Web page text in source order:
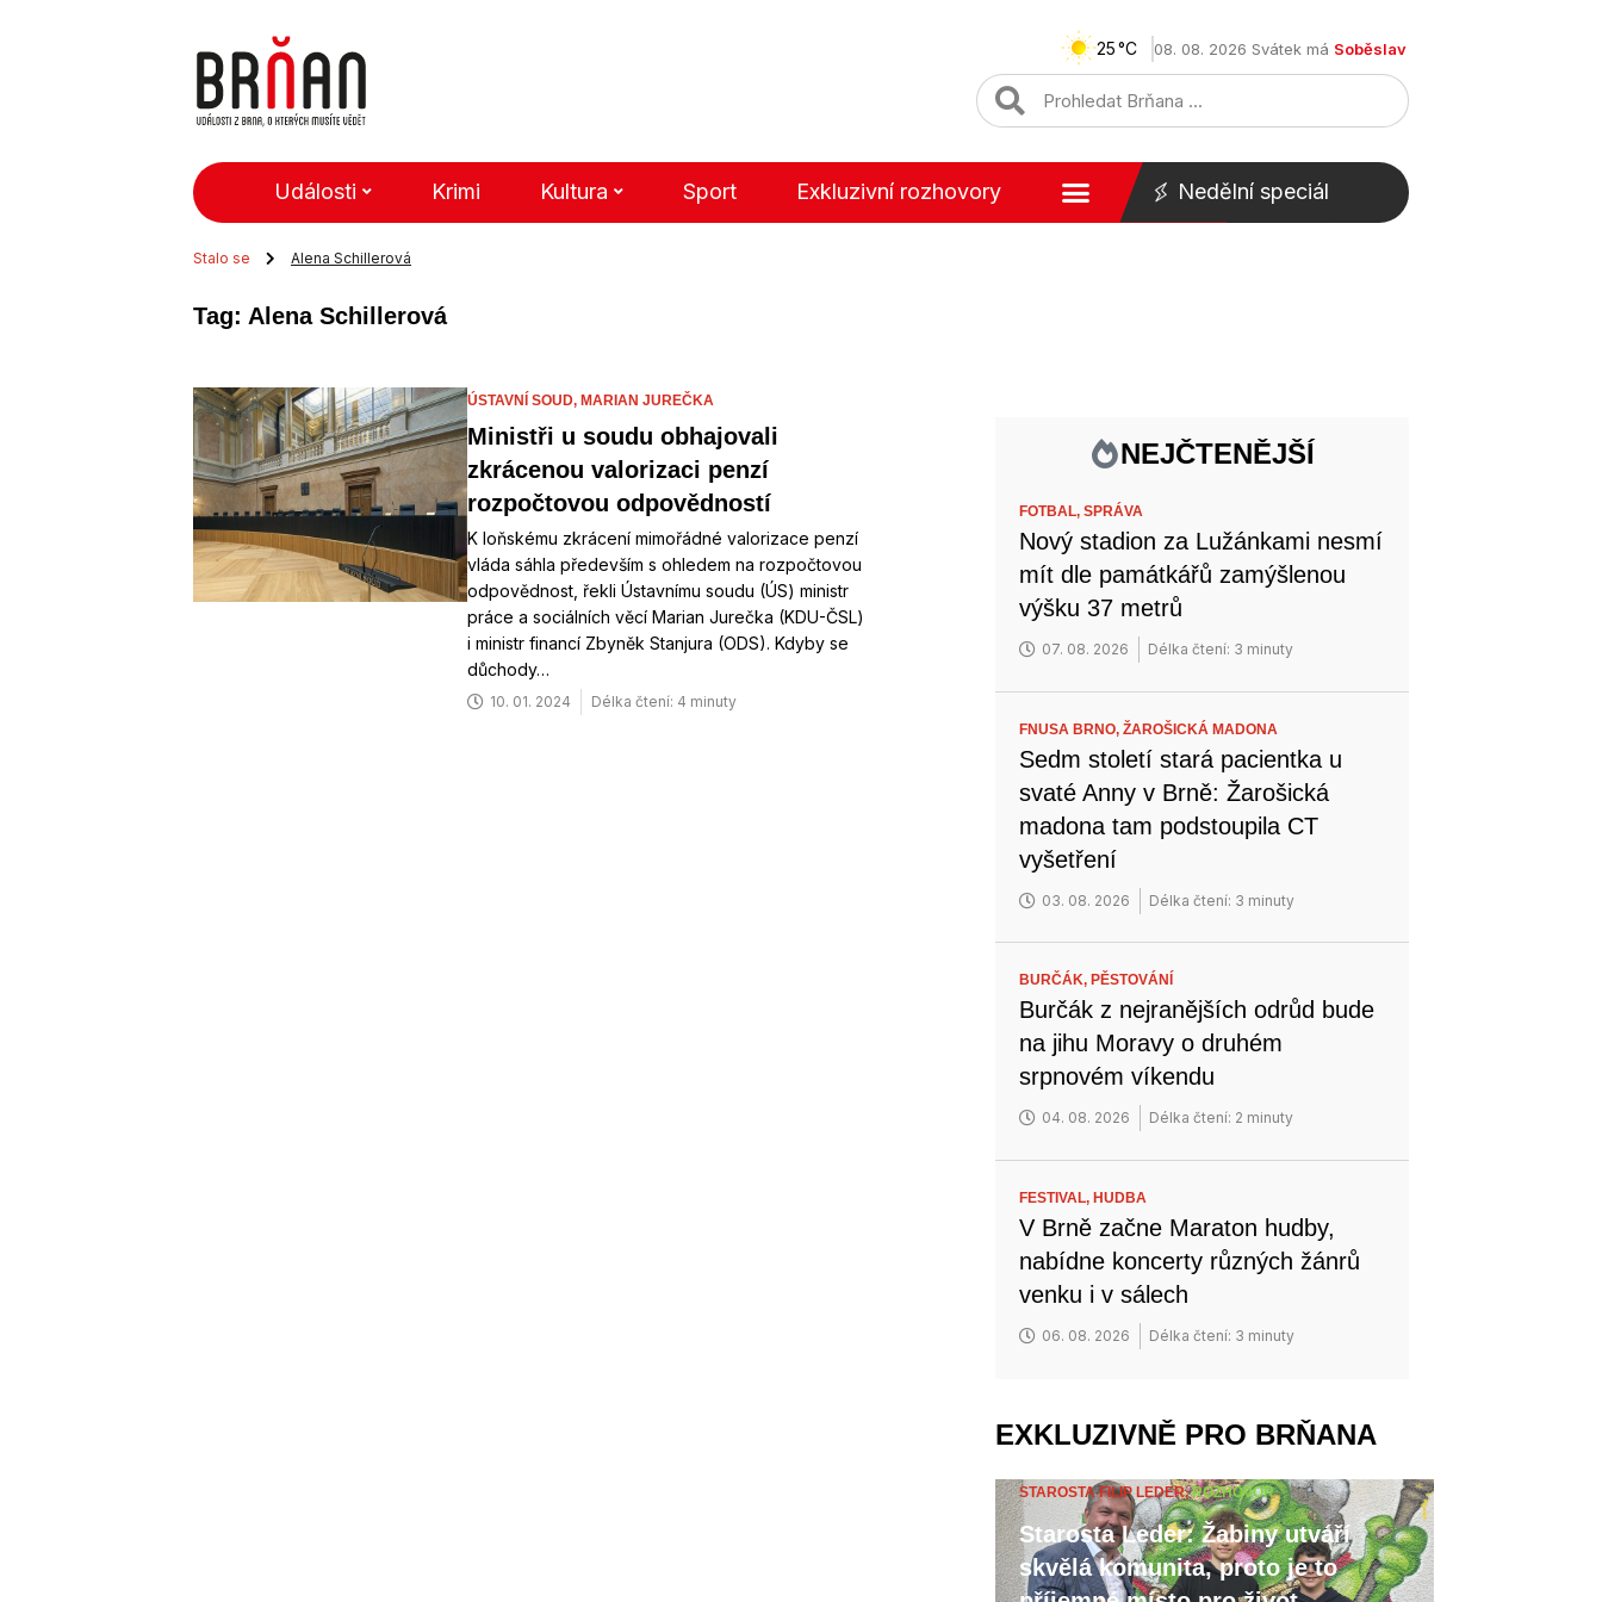
25 08. 08. 2026 Svátek má Soběslav
Události Krimi Kultura Sport Exkluzivní rozhovory Nedělní speciál
Stalo se Alena Schillerová
Tag: Alena Schillerová
ÚSTAVNÍ SOUD, MARIAN JUREČKA
Ministři u soudu obhajovali
zkrácenou valorizaci penzí
rozpočtovou odpovědností
K loňskému zkrácení mimořádné valorizace penzí
vláda sáhla především s ohledem na rozpočtovou
odpovědnost, řekli Ústavnímu soudu (ÚS) ministr
práce a sociálních věcí Marian Jurečka (KDU-ČSL)
i ministr financí Zbyněk Stanjura (ODS). Kdyby se
důchody…
10. 01. 2024 Délka čtení: 4 minuty
NEJČTENĚJŠÍ
FOTBAL,SPRÁVA
Nový stadion za Lužánkami nesmí
mít dle památkářů zamýšlenou
výšku 37 metrů
07. 08. 2026 Délka čtení: 3 minuty
FNUSA BRNO,ŽAROŠICKÁ MADONA
Sedm století stará pacientka u
svaté Anny v Brně: Žarošická
madona tam podstoupila CT
vyšetření
03. 08. 2026 Délka čtení: 3 minuty
BURČÁK, PĚSTOVÁNÍ
Burčák z nejranějších odrůd bude
na jihu Moravy o druhém
srpnovém víkendu
04. 08. 2026 Délka čtení: 2 minuty
FESTIVAL,HUDBA
V Brně začne Maraton hudby,
nabídne koncerty různých žánrů
venku i v sálech
06. 08. 2026 Délka čtení: 3 minuty
EXKLUZIVNĚ PRO BRŇANA
STAROSTA FILIP LEDER,ROZHOVOR
Starosta Leder: Žabiny utváří
skvělá komunita, proto je to